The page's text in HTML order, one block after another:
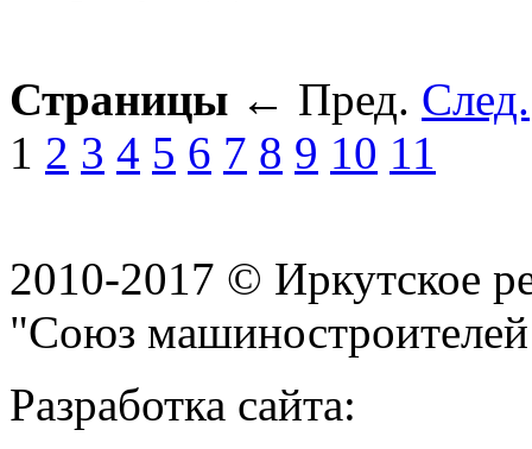
Страницы ← Пред. След.
1 2 3 4 5 6 7 8 9 10 11
2010-2017 © Иркутское
"Союз
Разработка сайта: